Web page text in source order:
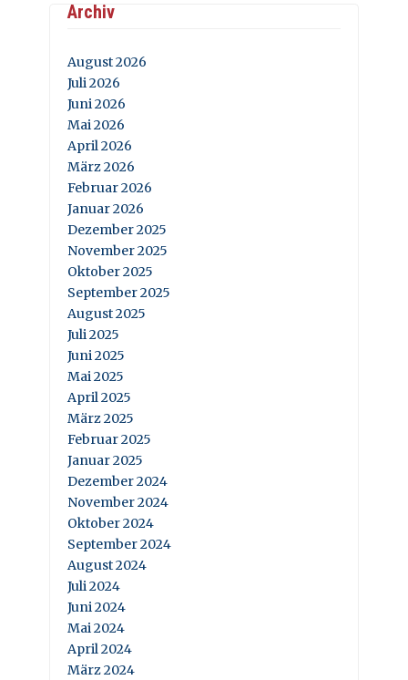
Archiv
August 2026
Juli 2026
Juni 2026
Mai 2026
April 2026
März 2026
Februar 2026
Januar 2026
Dezember 2025
November 2025
Oktober 2025
September 2025
August 2025
Juli 2025
Juni 2025
Mai 2025
April 2025
März 2025
Februar 2025
Januar 2025
Dezember 2024
November 2024
Oktober 2024
September 2024
August 2024
Juli 2024
Juni 2024
Mai 2024
April 2024
März 2024